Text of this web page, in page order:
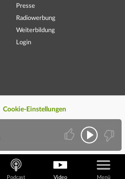
Presse
Radiowerbung
Weiterbildung
Login
Cookie-Einstellungen
Podcast Video Menü